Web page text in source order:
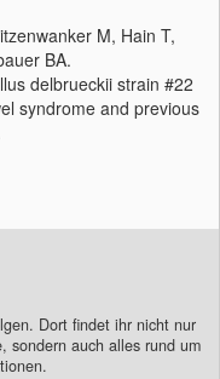
M, Hain T,
BA.
delbrueckii strain #22
syndrome and previous
Dort findet ihr nicht nur
sondern auch alles rund um